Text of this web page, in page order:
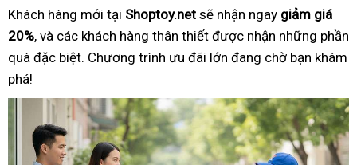
Khách hàng mới tại Shoptoy.net sẽ nhận ngay giảm giá
20%, và các khách hàng thân thiết được nhận những phần
quà đặc biệt. Chương trình ưu đãi lớn đang chờ bạn khám
phá!